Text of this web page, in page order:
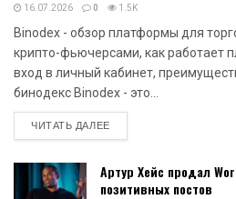
16.07.2026 0 1.5K
Binodex - обзор платформы для
крипто-фьючерсами, как работает
вход в личный кабинет,
бинодекс Binodex - это...
ЧИТАТЬ ДАЛЕЕDETAILS
Артур Хейс продал
позитивных постов